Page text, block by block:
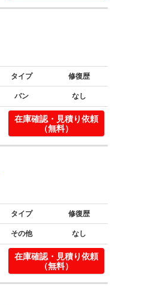
タイプ 修復歴
バン なし
在庫確認・見積り依頼
（無料）
タイプ 修復歴
その他 なし
在庫確認・見積り依頼
（無料）